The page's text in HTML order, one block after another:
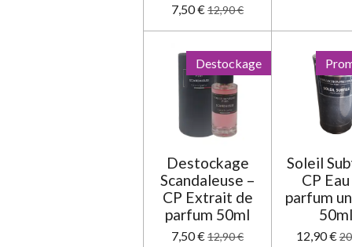
7,50 €12,90 €
Destockage
Destockage
Scandaleuse –
CP Extrait de
parfum 50ml
7,50 €12,90 €
Soleil
CP
parfum
50ml
12,90 €